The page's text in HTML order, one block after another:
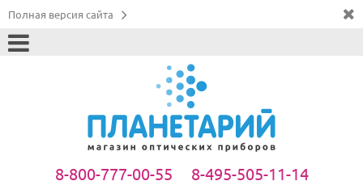
Полная версия сайта
8-800-777-00-55 8-495-505-11-14